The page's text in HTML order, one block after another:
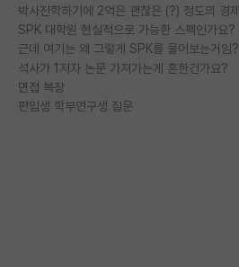
SPK 대학원 현실적으로 가능한 스펙인가요?
근데 여기는 왜 그렇게 SPK를 물어보는거임?
석사가 1저자 논문 가져가는게 흔한건가요?
면접 복장
편입생 학부연구생 질문